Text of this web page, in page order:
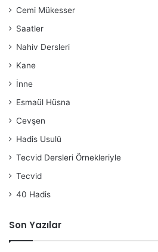
Cemi Mükesser
Saatler
Nahiv Dersleri
Kane
İnne
Esmaül Hüsna
Cevşen
Hadis Usulü
Tecvid Dersleri Örnekleriyle
Tecvid
40 Hadis
Son Yazılar